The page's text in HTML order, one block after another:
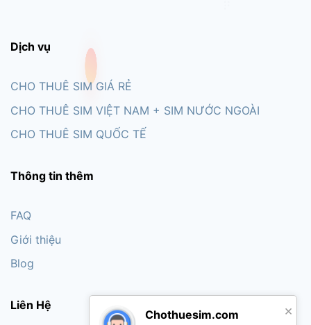
Dịch vụ
CHO THUÊ SIM GIÁ RẺ
CHO THUÊ SIM VIỆT NAM + SIM NƯỚC NGOÀI
CHO THUÊ SIM QUỐC TẾ
Thông tin thêm
FAQ
Giới thiệu
Blog
Liên Hệ
Chothuesim.com ×